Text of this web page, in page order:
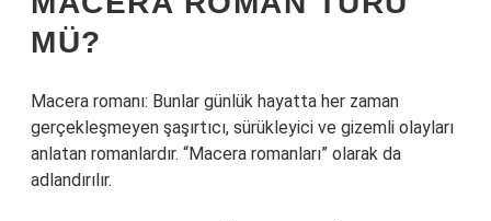
MÜ?
Macera romanı: Bunlar günlük hayatta her zaman
gerçekleşmeyen şaşırtıcı, sürükleyici ve gizemli olayları
anlatan romanlardır. “Macera romanları” olarak da
adlandırılır.